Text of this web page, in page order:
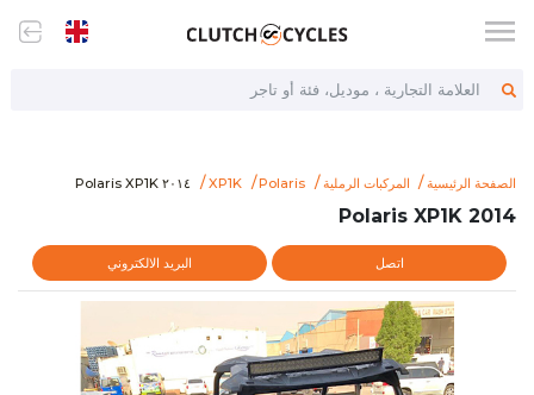
العلامة التجارية ، موديل، فئة أو تاجر
الصفحة الرئيسية المركبات الرملية Polaris
XP1K
2014-polaris-xp1k
٢٠١٤ Polaris XP1K
٢٠١٤ Polaris XP1K
2014 Polaris XP1K
اتصل البريد الالكتروني